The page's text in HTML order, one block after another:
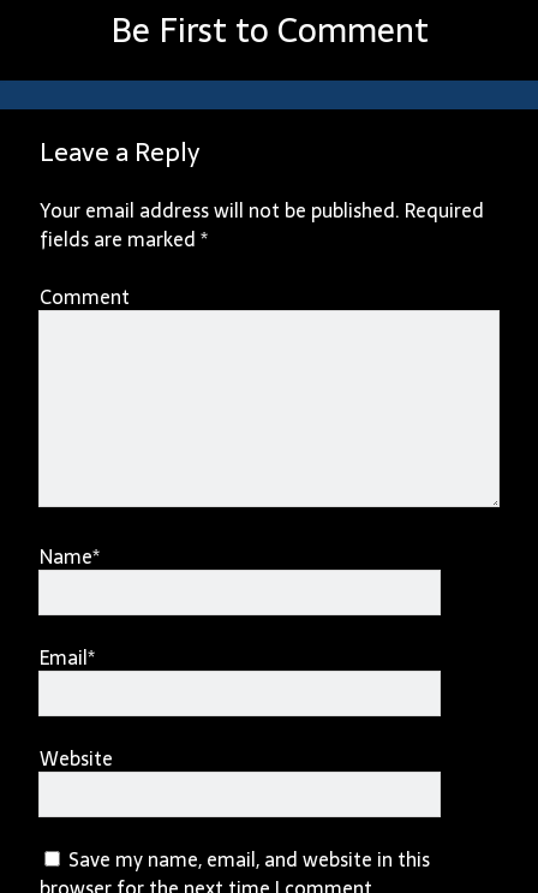
Be First to Comment
Leave a Reply
Your email address will not be published. Required
fields are marked*
Comment
Name*
Email*
Website
Save my name, email, and website in this